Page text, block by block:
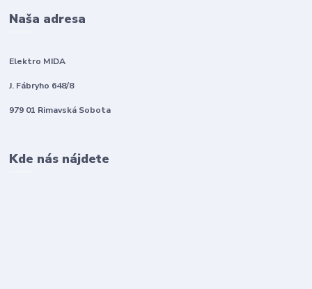
Naša adresa
Elektro MIDA
J. Fábryho 648/8
979 01 Rimavská Sobota
Kde nás nájdete